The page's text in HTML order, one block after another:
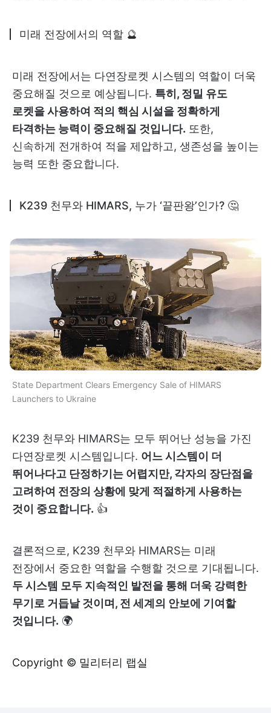
미래 전장에서의 역할 🔮
미래 전장에서는 다연장로켓 시스템의 역할이 더욱
중요해질 것으로 예상됩니다. 특히, 정밀 유도
로켓을 사용하여 적의 핵심 시설을 정확하게
타격하는 능력이 중요해질 것입니다. 또한,
신속하게 전개하여 적을 제압하고, 생존성을 높이는
능력 또한 중요합니다.
K239 천무와 HIMARS, 누가 ‘끝판왕’인가? 🤔
State Department Clears Emergency Sale of HIMARS
Launchers to Ukraine
K239 천무와 HIMARS는 모두 뛰어난 성능을 가진
다연장로켓 시스템입니다. 어느 시스템이 더
뛰어나다고 단정하기는 어렵지만, 각자의 장단점을
고려하여 전장의 상황에 맞게 적절하게 사용하는
것이 중요합니다. 👍
결론적으로, K239 천무와 HIMARS는 미래
전장에서 중요한 역할을 수행할 것으로 기대됩니다.
두 시스템 모두 지속적인 발전을 통해 더욱 강력한
무기로 거듭날 것이며, 전 세계의 안보에 기여할
것입니다. 🌍
Copyright © 밀리터리 랩실